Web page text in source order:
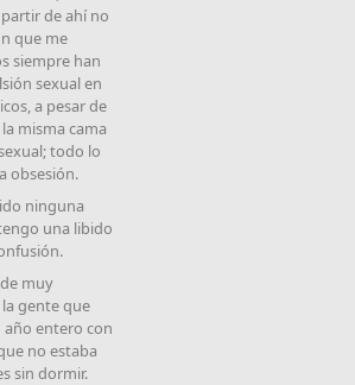
de ahí no
que me
siempre han
sexual en
a pesar de
misma cama
todo lo
obsesión.
ninguna
una libido
muy
gente que
año entero con
no estaba
sin dormir.